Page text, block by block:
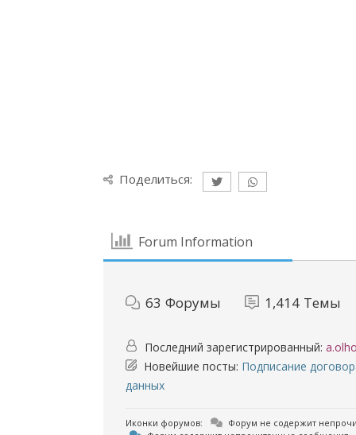
Поделиться:
Forum Information
63 Форумы 1,414 Темы
Последний зарегистрированный:
Новейшие посты: Подписание
данных
Иконки форумов:
Форум не содержит